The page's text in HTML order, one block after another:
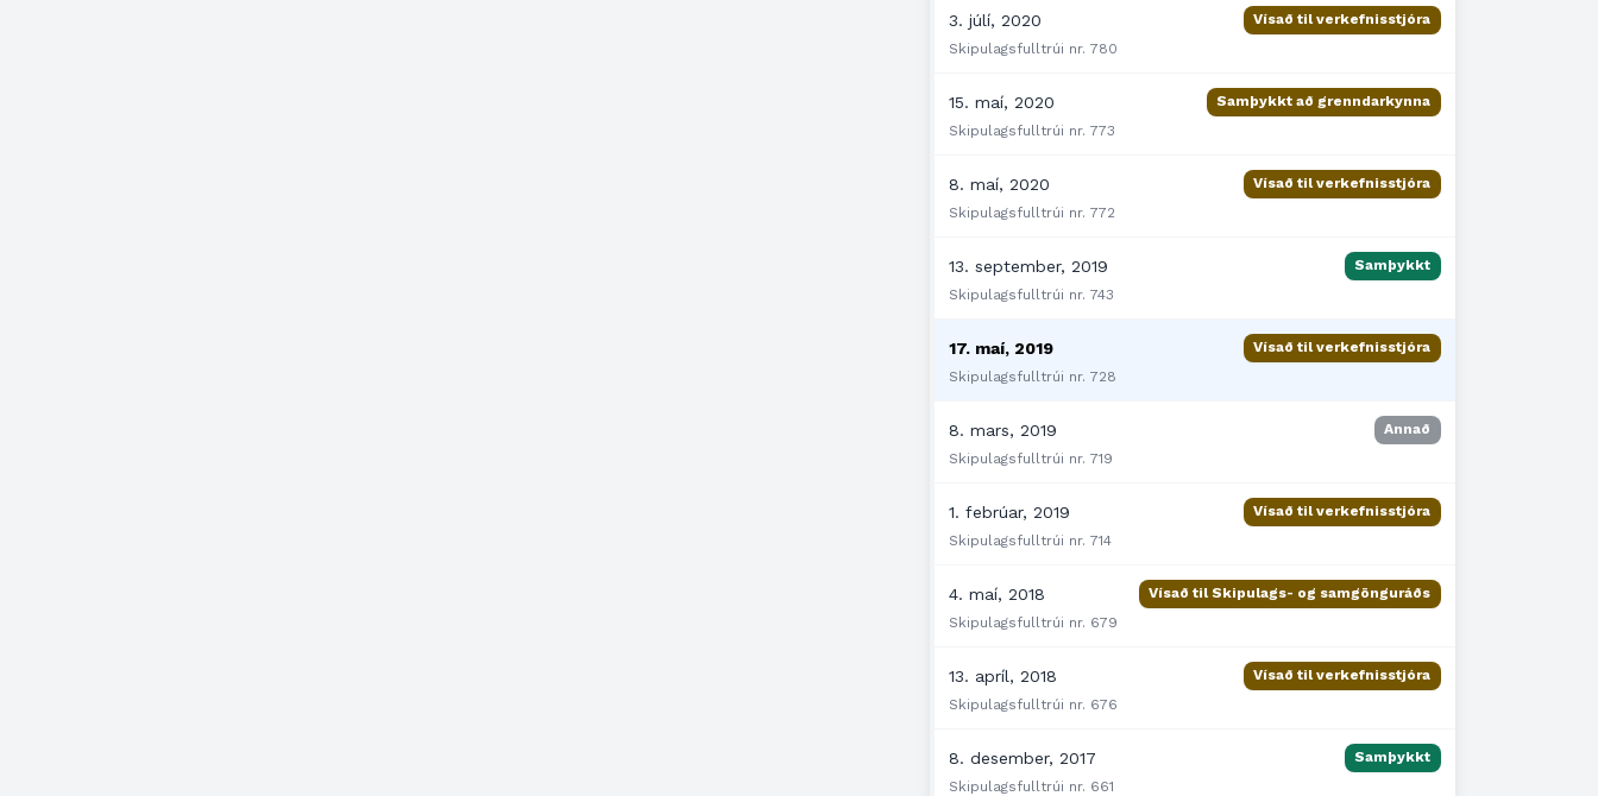
3. júlí, 2020
Vísað til verkefnisstjóra
Skipulagsfulltrúi nr. 780
15. maí, 2020
Samþykkt að grenndarkynna
Skipulagsfulltrúi nr. 773
8. maí, 2020
Vísað til verkefnisstjóra
Skipulagsfulltrúi nr. 772
13. september, 2019
Samþykkt
Skipulagsfulltrúi nr. 743
17. maí, 2019
Vísað til verkefnisstjóra
Skipulagsfulltrúi nr. 728
8. mars, 2019
Annað
Skipulagsfulltrúi nr. 719
1. febrúar, 2019
Vísað til verkefnisstjóra
Skipulagsfulltrúi nr. 714
4. maí, 2018
Vísað til Skipulags- og samgönguráðs
Skipulagsfulltrúi nr. 679
13. apríl, 2018
Vísað til verkefnisstjóra
Skipulagsfulltrúi nr. 676
8. desember, 2017
Samþykkt
Skipulagsfulltrúi nr. 661